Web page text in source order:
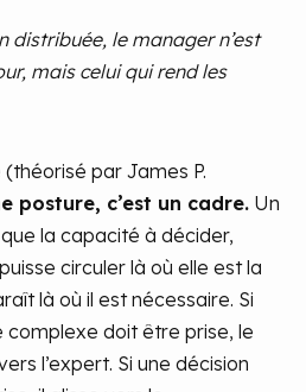
distribuée, le manager n’est
mais celui qui rend les
par James P.
posture, c’est un cadre. Un
la capacité à décider,
circuler là où elle est la
là où il est nécessaire. Si
complexe doit être prise, le
l’expert. Si une décision